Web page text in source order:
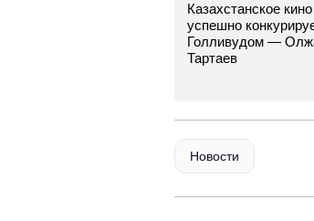
Казахстанское кино
успешно
Голливудом —
Тартаев
Новости